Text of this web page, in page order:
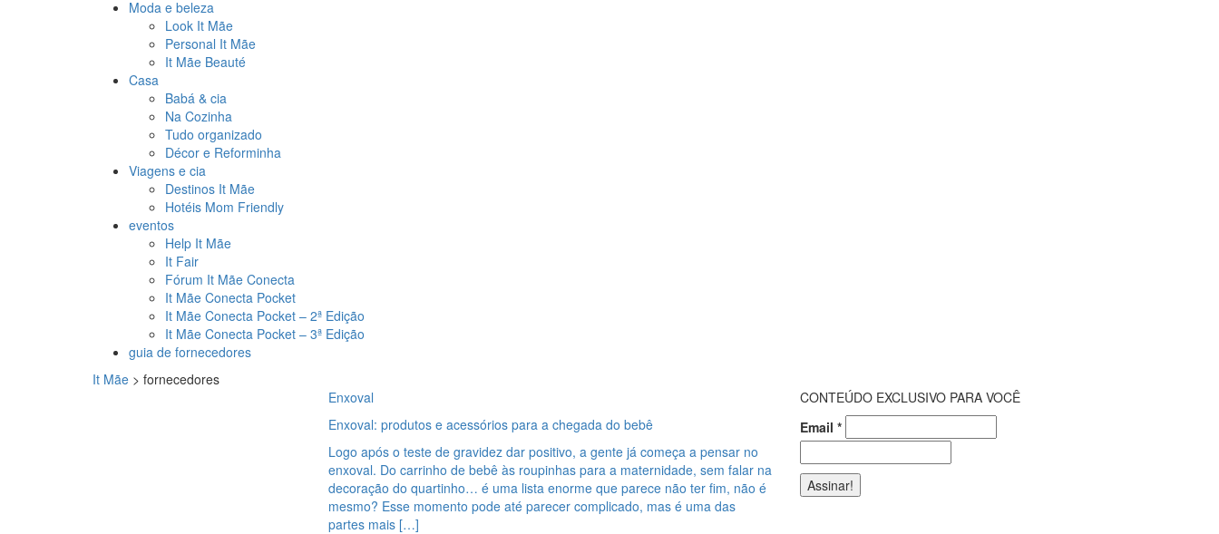
Moda e beleza
Look It Mãe
Personal It Mãe
It Mãe Beauté
Casa
Babá & cia
Na Cozinha
Tudo organizado
Décor e Reforminha
Viagens e cia
Destinos It Mãe
Hotéis Mom Friendly
eventos
Help It Mãe
It Fair
Fórum It Mãe Conecta
It Mãe Conecta Pocket
It Mãe Conecta Pocket – 2ª Edição
It Mãe Conecta Pocket – 3ª Edição
guia de fornecedores
It Mãe > fornecedores
Enxoval
Enxoval: produtos e acessórios para a chegada do bebê
Logo após o teste de gravidez dar positivo, a gente já começa a pensar no
enxoval. Do carrinho de bebê às roupinhas para a maternidade, sem falar na
decoração do quartinho… é uma lista enorme que parece não ter fim, não é
mesmo? Esse momento pode até parecer complicado, mas é uma das
partes mais […]
CONTEÚDO EXCLUSIVO PARA VOCÊ
Email *